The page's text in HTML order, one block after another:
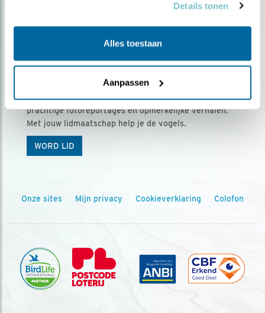
Details tonen
Alles toestaan
Aanpassen
Ontvang 5 x Vogels voor € 36,00 per jaar
Vogels is het tijdschrift voor onze leden, met
prachtige fotoreportages en opmerkelijke verhalen.
Met jouw lidmaatschap help je de vogels.
WORD LID
Onze sites Mijn privacy Cookieverklaring Colofon